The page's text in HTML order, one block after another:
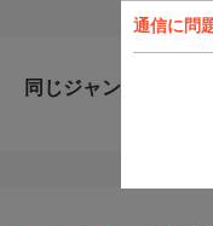
通信に問
同じジャンルのおす